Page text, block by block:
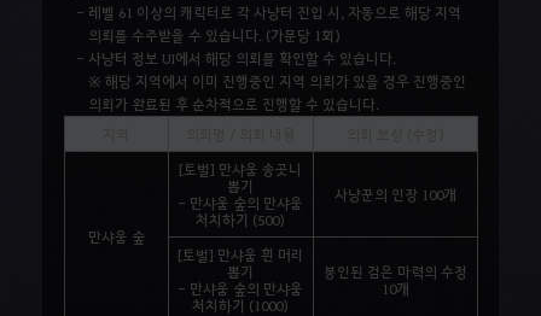
- 레벨 61 이상의 캐릭터로 각 사냥터 진입 시, 자동으로 해당 지역
의뢰를 수주받을 수 있습니다. (가문당 1회)
- 사냥터 정보 UI에서 해당 의뢰를 확인할 수 있습니다.
※ 해당 지역에서 이미 진행중인 지역 의뢰가 있을 경우 진행중인
의뢰가 완료된 후 순차적으로 진행할 수 있습니다.
만샤움 숲
[토벌] 만샤움 송곳니
뽑기
- 만샤움 숲의 만샤움
처치하기 (500)
사냥꾼의 인장 100개
[토벌] 만샤움 흰 머리
뽑기
- 만샤움 숲의 만샤움
처치하기 (1000)
봉인된 검은 마력의 수정
10개